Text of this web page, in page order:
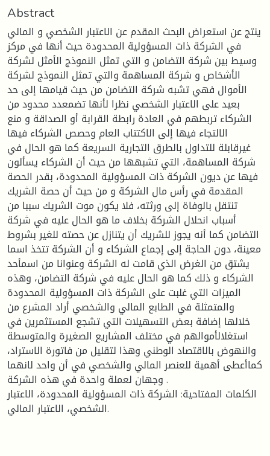
Abstract
ينتج عن استعراض البحث المقدم عن الاعتبار الشخصي و المالي
في الشركة ذات المسؤولية المحدودة حيث أنها في مركز
وسيط بين شركة التضامن و التي تمثل النموذج الأمثل لشركة
الأشخاص و شركة المساهمة والتي تمثل النموذج لشركة
الأموال فهي تشبه شركة التضامن من حيث قيامها إلى حد
بعيد على الاعتبار الشخصي نظرا لأنها تضمعدد محدود من
الشركاء تربطهم في العادة رابطة القرابة أو الصداقة و منع
الالتجاء فيها إلى الاكتتاب العام وحصص الشركاء فيها
غيرقابلة للتداول بالطرق التجارية السريعة كما هو الحال في
شركة المساهمة، التي تشبهها من حيث أن الشركاء يسألون
فيها عن ديون الشركة ذات المسؤولية المحدودة، بقدر الحصة
المقدمة في رأس مال الشركة و من حيث أن حصة الشريك
تنتقل بالوفاة إلى ورثته، فلا يكون موت الشريك سببا من
أسباب انحلال الشركة بخلاف ما هو الحال عليه في شركة
التضامن كما أنه يجوز للشريك أن يتنازل عن حصته للغير بشروط
معينة، دون الحاجة إلى إجماع الشركاء و أن الشركة تتخذ اسما
يشتق من الغرض الذي قامت له الشركة وعنوانا من اسمأحد
الشركاء و ذلك كما هو الحال عليه في شركة التضامن، وهذه
الميزات التي غلبت على الشركة ذات المسؤولية المحدودة
والمتمثلة في الطابع المالي والشخصي أراد المشرع من
خلالها إضافة بعض التسهيلات التي تشجع المستثمرين في
استغلالأموالهم في مختلف المشاريع الصغيرة والمتوسطة
والنهوض بالاقتصاد الوطني وهذا لتقليل من فاتورة الاستراد،
كماأعطى أهمية للعنصر المالي والشخصي في أن واحد لانهما
وجهان لعملة واحدة في هذه الشركة .
الكلمات المفتاحية: الشركة ذات المسؤولية المحدودة، الاعتبار
الشخصي، الاعتبار المالي.